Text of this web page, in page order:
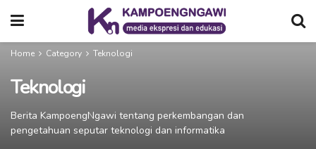
Home Category Teknologi
Teknologi
Berita KampoengNgawi tentang perkembangan dan
pengetahuan seputar teknologi dan informatika